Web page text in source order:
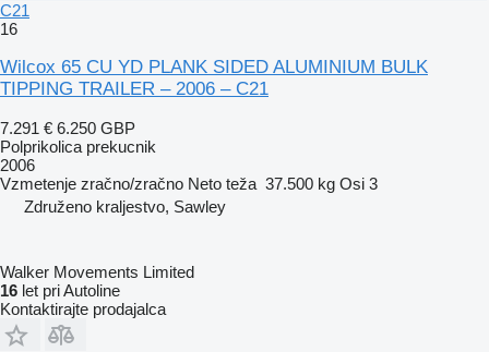
C21
16
Wilcox 65 CU YD PLANK SIDED ALUMINIUM BULK
TIPPING TRAILER – 2006 – C21
7.291 € 6.250 GBP
Polprikolica prekucnik
2006
Vzmetenje zračno/zračno Neto teža 37.500 kg Osi 3
Združeno kraljestvo, Sawley
Walker Movements Limited
16 let pri Autoline
Kontaktirajte prodajalca